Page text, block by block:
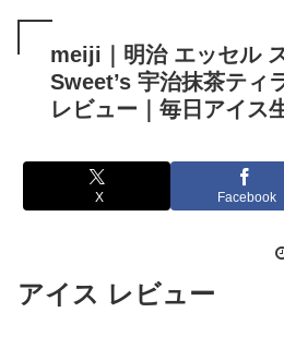
meiji｜明治 エッセル
Sweet’s 宇治抹茶ティ
レビュー｜毎日アイス
X Facebook
アイス レビュー